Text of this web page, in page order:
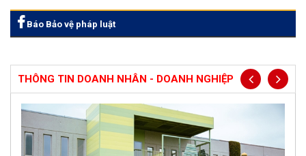
Báo Bảo vệ pháp luật
THÔNG TIN DOANH NHÂN - DOANH NGHIỆP